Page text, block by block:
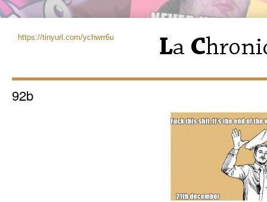
https://tinyurl.com/ychwrr6u
92b